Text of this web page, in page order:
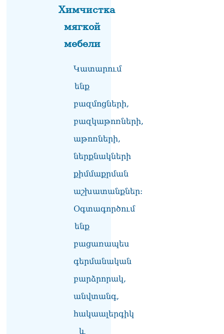
Химчистка
мягкой
мебели
Կատարում
ենք
բազմոցների,
բազկաթոռների,
աթոռների,
ներքնակների
քիմմաքրման
աշխատանքներ:
Օգտագործում
ենք
բացառապես
գերմանական
բարձրորակ,
անվտանգ,
հակաալերգիկ
և
Ֆիդան. Թուրքիան
Հայաստանի և Ադրբեջանի
09.08.2026
Կայուն ու տևական
խաղաղության համար
անհրաժեշտ է, որ
արցախցիները
ազատ արձակվեն․
08.08.2026
08.08.2026
ՄԻՊ–ն անթույլատրելի է
Աբրահամյանի վերաբերյալ
08.08.2026
ՏԵՍԱՆՅՈւԹ․ «Այսօր